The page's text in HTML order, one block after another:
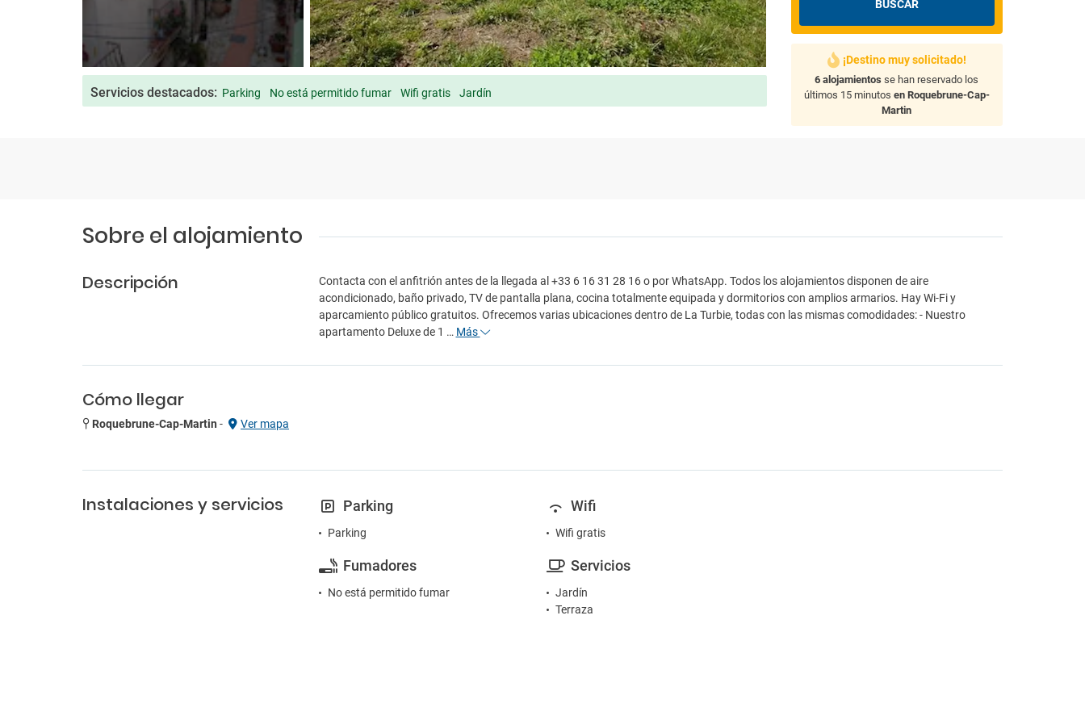
Servicios destacados: Parking No está permitido fumar Wifi gratis Jardín
BUSCAR
¡Destino muy solicitado!
6 alojamientos se han reservado los
últimos 15 minutos en Roquebrune-Cap-
Martin
Sobre el alojamiento
Descripción
Contacta con el anfitrión antes de la llegada al +33 6 16 31 28 16 o por WhatsApp. Todos los alojamientos disponen de aire
acondicionado, baño privado, TV de pantalla plana, cocina totalmente equipada y dormitorios con amplios armarios. Hay Wi-Fi y
aparcamiento público gratuitos. Ofrecemos varias ubicaciones dentro de La Turbie, todas con las mismas comodidades: - Nuestro
apartamento Deluxe de 1 … Más
Cómo llegar
Roquebrune-Cap-Martin - Ver mapa
Instalaciones y servicios Parking
Parking
Fumadores
No está permitido fumar
Wifi
Wifi gratis
Servicios
Jardín
Terraza